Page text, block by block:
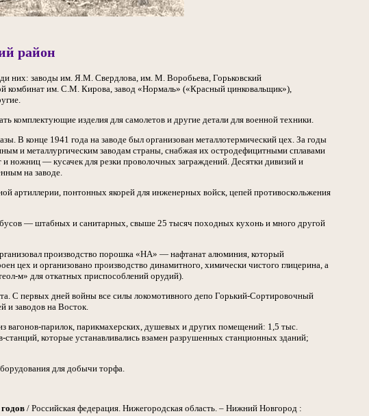
район
них: заводы им. Я.М. Свердлова, им. М. Воробьева, Горьковский
им. С.М. Кирова, завод «Нормаль» («Красный цинковальщик»),
комплектующие изделия для самолетов и другие детали для военной техники.
В конце 1941 года на заводе был организован металлотермический цех. За годы
и металлургическим заводам страны, снабжая их остродефицитными сплавами
— кусачек для резки проволочных заграждений. Десятки дивизий и
на заводе.
артиллерии, понтонных якорей для инженерных войск, цепей противоскольжения
— штабных и санитарных, свыше 25 тысяч походных кухонь и много другой
производство порошка «НА» — нафтанат алюминия, который
цех и организовано производство динамитного, химически чистого глицерина, а
м» для откатных приспособлений орудий).
С первых дней войны все силы локомотивного депо Горький-Сортировочный
и заводов на Восток.
вагонов-парилок, парикмахерских, душевых и других помещений: 1,5 тыс.
которые устанавливались взамен разрушенных станционных зданий;
для добычи торфа.
/ Российская федерация. Нижегородская область. – Нижний Новгород :